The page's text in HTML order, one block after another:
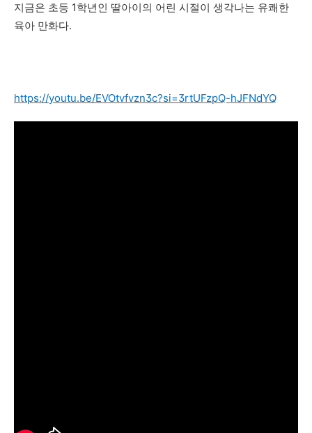
지금은 초등 1학년인 딸아이의 어린 시절이 생각나는 유쾌한
육아 만화다.
https://youtu.be/EVOtvfvzn3c?si=3rtUFzpQ-hJFNdYQ